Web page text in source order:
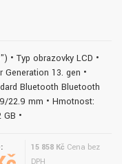
• Typ obrazovky LCD •
13. gen •
Bluetooth Bluetooth
22.9 mm • Hmotnost:
•
15 858 Kč Cena bez
DPH